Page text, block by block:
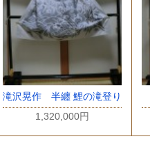
滝沢晃作 半纏 鯉の滝登り
1,320,000円